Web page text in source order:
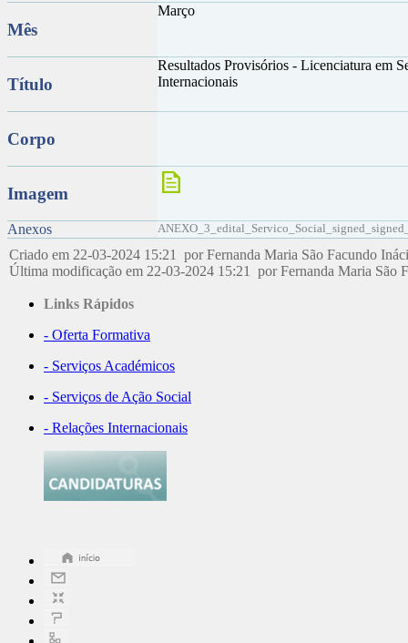
Mês
Março
Título
Resultados Provisórios - Licenciatura em
Internacionais
Corpo
Imagem
Anexos
Criado em 22-03-2024 15:21 por Fernanda Maria São Facundo
Última modificação em 22-03-2024 15:21 por Fernanda Maria São
Links Rápidos
- Oferta Formativa
- Serviços Académicos
- Serviços de Ação Social
- Relações Internacionais